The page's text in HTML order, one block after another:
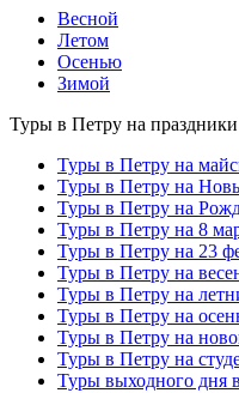
Весной
Летом
Осенью
Зимой
Туры в Петру на
Туры в Петру на
Туры в Петру на
Туры в Петру на
Туры в Петру на 8
Туры в Петру на 23
Туры в Петру на
Туры в Петру на
Туры в Петру на
Туры в Петру на
Туры в Петру на
Туры выходного дня